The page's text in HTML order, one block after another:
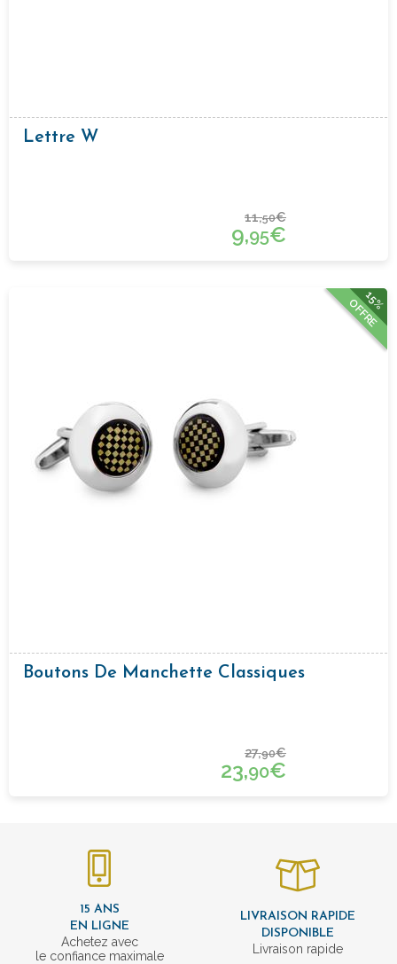
Lettre W
11,50€
9,95€
15%
OFFRE
Boutons De Manchette Classiques
27,90€
23,90€
15 ANS
EN LIGNE
Achetez avec
le confiance maximale
LIVRAISON RAPIDE
DISPONIBLE
Livraison rapide